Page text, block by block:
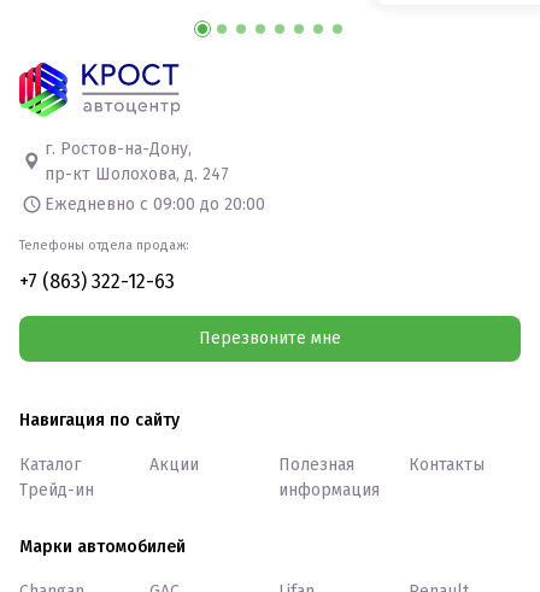
г. Ростов-на-Дону,
пр-кт Шолохова, д. 247
Ежедневно с 09:00 до 20:00
Телефоны отдела продаж:
+7 (863) 322-12-63
Перезвоните мне
Навигация по сайту
Каталог
Трейд-ин
Акции
Полезная
информация
Контакты
Марки автомобилей